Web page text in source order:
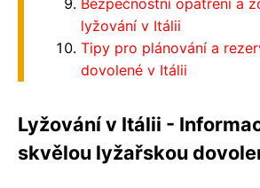
Bezpečnostní opatření a
lyžování v Itálii
Tipy pro plánování a
dovolené v Itálii
Lyžování v Itálii -
skvělou lyžařskou